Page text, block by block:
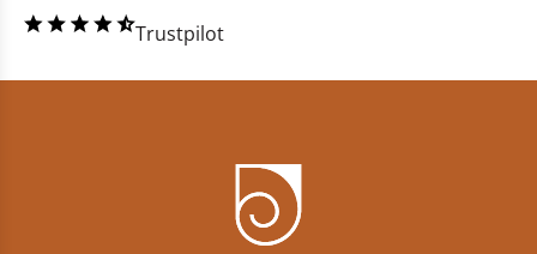
Trustpilot